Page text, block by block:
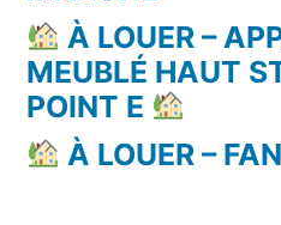
À LOUER –
MEUBLÉ HAUT
POINT E
À LOUER –